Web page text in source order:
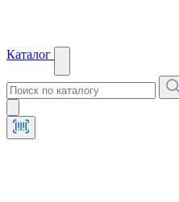
Каталог